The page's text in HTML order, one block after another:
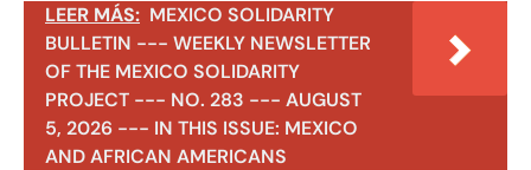
LEER MÁS: MEXICO SOLIDARITY
BULLETIN --- WEEKLY NEWSLETTER
OF THE MEXICO SOLIDARITY
PROJECT --- NO. 283 --- AUGUST
5, 2026 --- IN THIS ISSUE: MEXICO
AND AFRICAN AMERICANS